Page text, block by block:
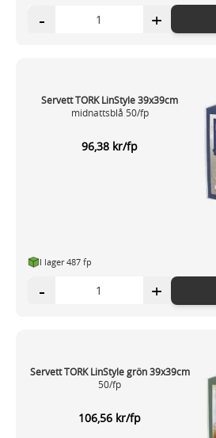
- +
Servett TORK LinStyle 39x39cm
midnattsblå 50/fp
96,38 kr/fp
I lager 487 fp
- +
Servett TORK LinStyle grön 39x39cm
50/fp
106,56 kr/fp